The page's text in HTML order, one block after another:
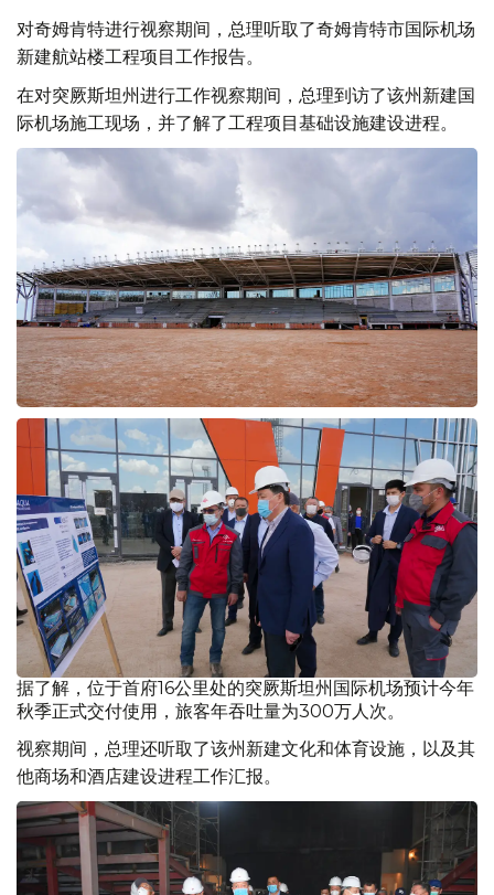
对奇姆肯特进行视察期间，总理听取了奇姆肯特市国际机场
新建航站楼工程项目工作报告。
在对突厥斯坦州进行工作视察期间，总理到访了该州新建国
际机场施工现场，并了解了工程项目基础设施建设进程。
据了解，位于首府16公里处的突厥斯坦州国际机场预计今年
秋季正式交付使用，旅客年吞吐量为300万人次。
视察期间，总理还听取了该州新建文化和体育设施，以及其
他商场和酒店建设进程工作汇报。